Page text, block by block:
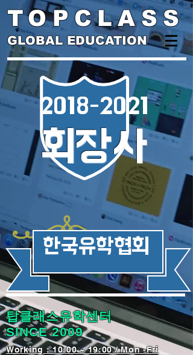
TOPCLASS
GLOBAL EDUCATION
2018-2021
회장사
​한국유학협회
탑클래스유학센터
SINCE 2009
​Working : 10:00 ~ 19:00 / Mon -Fri